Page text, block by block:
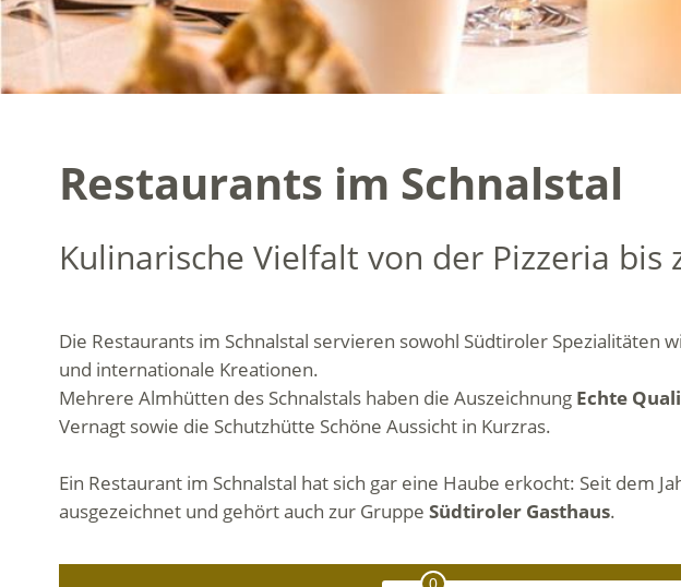
Restaurants im Schnalstal
Kulinarische Vielfalt von der Pizzeria bis
Die Restaurants im Schnalstal servieren sowohl Südtiroler
und internationale Kreationen.
Mehrere Almhütten des Schnalstals haben die Auszeichnung Echte
Vernagt sowie die Schutzhütte Schöne Aussicht in Kurzras.
Ein Restaurant im Schnalstal hat sich gar eine Haube erkocht: Seit
ausgezeichnet und gehört auch zur Gruppe Südtiroler Gasthaus.